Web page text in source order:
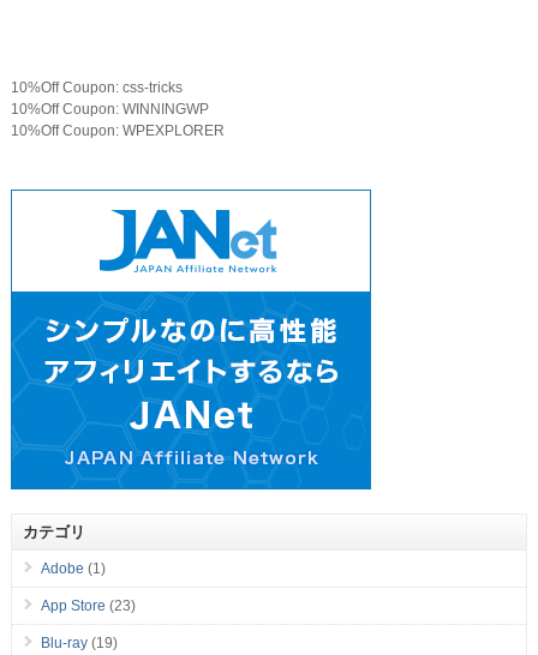
10%Off Coupon: css-tricks
10%Off Coupon: WINNINGWP
10%Off Coupon: WPEXPLORER
カテゴリ
Adobe (1)
App Store (23)
Blu-ray(19)